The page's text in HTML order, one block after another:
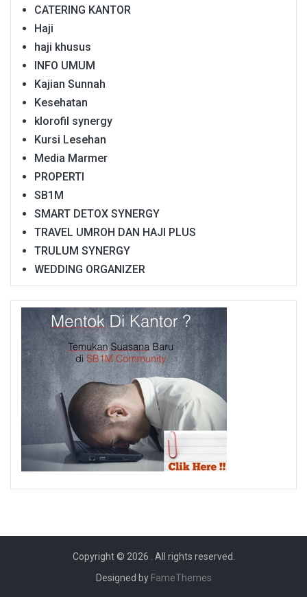
CATERING KANTOR
Haji
haji khusus
INFO UMUM
Kajian Sunnah
Kesehatan
klorofil synergy
Kursi Lesehan
Media Marmer
PROPERTI
SB1M
SMART DETOX SYNERGY
TRAVEL UMROH DAN HAJI PLUS
TRULUM SYNERGY
WEDDING ORGANIZER
Copyright © 2026
. All rights reserved.
Designed by FameThemes